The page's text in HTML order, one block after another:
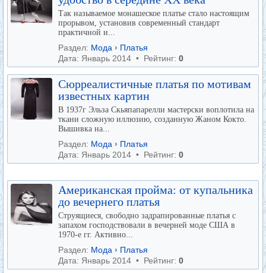
Так называемое монашеское платье стало настоящим
прорывом, установив современный стандарт
практичной и...
Раздел: Мода › Платья
Дата: Январь 2014 • Рейтинг: 0
Сюрреалистичные платья по мотивам
известных картин
В 1937г Эльза Скьяпапарелли мастерски воплотила на
ткани сложную иллюзию, созданную Жаном Кокто.
Вышивка на...
Раздел: Мода › Платья
Дата: Январь 2014 • Рейтинг: 0
Американская пройма: от купальника
до вечернего платья
Струящиеся, свободно задрапированные платья с
запахом господствовали в вечерней моде США в
1970-е гг. Активно...
Раздел: Мода › Платья
Дата: Январь 2014 • Рейтинг: 0